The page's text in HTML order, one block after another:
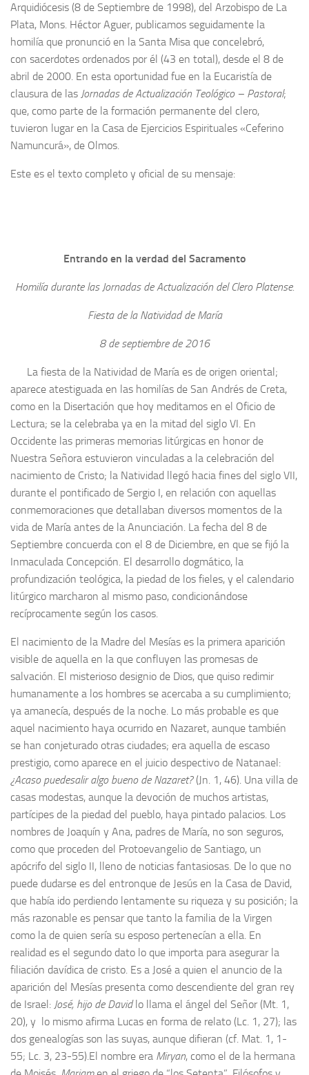
Arquidiócesis (8 de Septiembre de 1998), del Arzobispo de La
Plata, Mons. Héctor Aguer, publicamos seguidamente la
homilía que pronunció en la Santa Misa que concelebró,
con sacerdotes ordenados por él (43 en total), desde el 8 de
abril de 2000. En esta oportunidad fue en la Eucaristía de
clausura de las Jornadas de Actualización Teológico – Pastoral;
que, como parte de la formación permanente del clero,
tuvieron lugar en la Casa de Ejercicios Espirituales «Ceferino
Namuncurá», de Olmos.
Este es el texto completo y oficial de su mensaje:
Entrando en la verdad del Sacramento
Homilía durante las Jornadas de Actualización del Clero Platense.
Fiesta de la Natividad de María
8 de septiembre de 2016
La fiesta de la Natividad de María es de origen oriental;
aparece atestiguada en las homilías de San Andrés de Creta,
como en la Disertación que hoy meditamos en el Oficio de
Lectura; se la celebraba ya en la mitad del siglo VI. En
Occidente las primeras memorias litúrgicas en honor de
Nuestra Señora estuvieron vinculadas a la celebración del
nacimiento de Cristo; la Natividad llegó hacia fines del siglo VII,
durante el pontificado de Sergio I, en relación con aquellas
conmemoraciones que detallaban diversos momentos de la
vida de María antes de la Anunciación. La fecha del 8 de
Septiembre concuerda con el 8 de Diciembre, en que se fijó la
Inmaculada Concepción. El desarrollo dogmático, la
profundización teológica, la piedad de los fieles, y el calendario
litúrgico marcharon al mismo paso, condicionándose
recíprocamente según los casos.
El nacimiento de la Madre del Mesías es la primera aparición
visible de aquella en la que confluyen las promesas de
salvación. El misterioso designio de Dios, que quiso redimir
humanamente a los hombres se acercaba a su cumplimiento;
ya amanecía, después de la noche. Lo más probable es que
aquel nacimiento haya ocurrido en Nazaret, aunque también
se han conjeturado otras ciudades; era aquella de escaso
prestigio, como aparece en el juicio despectivo de Natanael:
¿Acaso puedesalir algo bueno de Nazaret? (Jn. 1, 46). Una villa de
casas modestas, aunque la devoción de muchos artistas,
partícipes de la piedad del pueblo, haya pintado palacios. Los
nombres de Joaquín y Ana, padres de María, no son seguros,
como que proceden del Protoevangelio de Santiago, un
apócrifo del siglo II, lleno de noticias fantasiosas. De lo que no
puede dudarse es del entronque de Jesús en la Casa de David,
que había ido perdiendo lentamente su riqueza y su posición; la
más razonable es pensar que tanto la familia de la Virgen
como la de quien sería su esposo pertenecían a ella. En
realidad es el segundo dato lo que importa para asegurar la
filiación davídica de cristo. Es a José a quien el anuncio de la
aparición del Mesías presenta como descendiente del gran rey
de Israel: José, hijo de Davidlo llama el ángel del Señor (Mt. 1,
20), y lo mismo afirma Lucas en forma de relato (Lc. 1, 27); las
dos genealogías son las suyas, aunque difieran (cf. Mat. 1, 1-
55; Lc. 3, 23-55).El nombre era Miryan, como el de la hermana